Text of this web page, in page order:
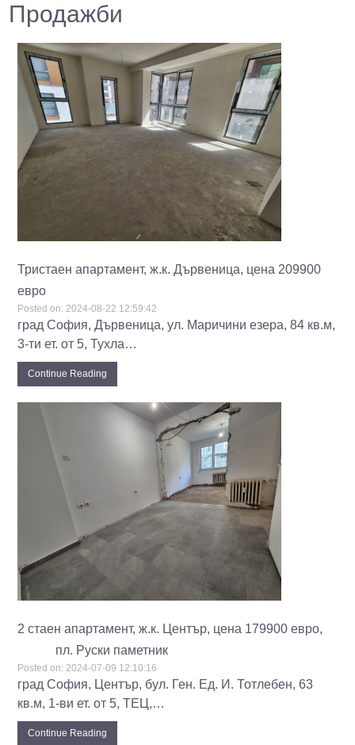
Продажби
Тристаен апартамент, ж.к. Дървеница, цена 209900
евро
Posted on: 2024-08-22 12:59:42
град София, Дървеница, ул. Маричини езера, 84 кв.м,
3-ти ет. от 5, Тухла…
Continue Reading
2 стаен апартамент, ж.к. Център, цена 179900 евро,
пл. Руски паметник
Posted on: 2024-07-09 12:10:16
град София, Център, бул. Ген. Ед. И. Тотлебен, 63
кв.м, 1-ви ет. от 5, ТЕЦ,…
Continue Reading